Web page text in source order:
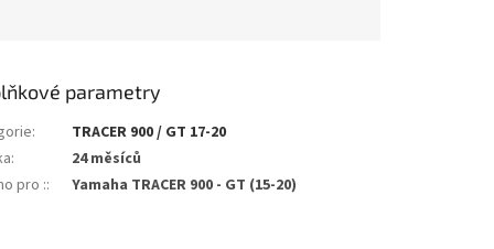
parametry
:
TRACER 900 / GT 17-20
:
24 měsíců
pro :: Yamaha TRACER 900 - GT (15-20)